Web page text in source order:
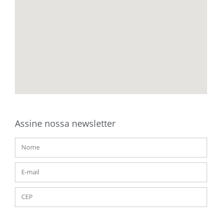
Assine nossa newsletter